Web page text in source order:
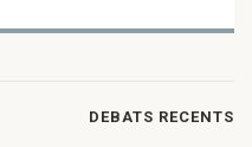
DEBATS RECENTS